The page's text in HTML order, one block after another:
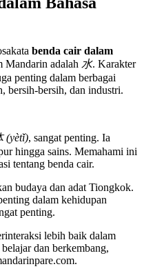
benda cair dalam
Mandarin adalah 水. Karakter
penting dalam berbagai
bersih-bersih, dan industri.
(yètǐ), sangat penting. Ia
hingga sains. Memahami ini
tentang benda cair.
budaya dan adat Tiongkok.
dalam kehidupan
penting.
lebih baik dalam
dan berkembang,